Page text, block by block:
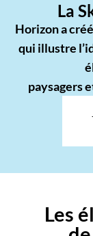
La
Horizon a
qui illustre
paysagers
Les